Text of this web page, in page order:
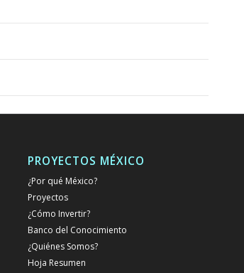
PROYECTOS MÉXICO
¿Por qué México?
Proyectos
¿Cómo Invertir?
Banco del Conocimiento
¿Quiénes Somos?
Hoja Resumen